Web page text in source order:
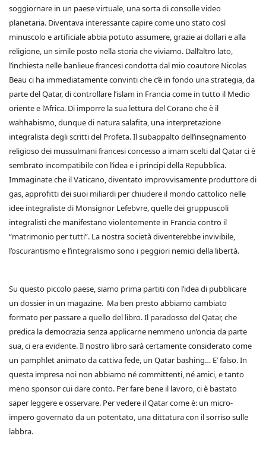
soggiornare in un paese virtuale, una sorta di consolle video
planetaria. Diventava interessante capire come uno stato così
minuscolo e artificiale abbia potuto assumere, grazie ai dollari e alla
religione, un simile posto nella storia che viviamo. Dall’altro lato,
l’inchiesta nelle banlieue francesi condotta dal mio coautore Nicolas
Beau ci ha immediatamente convinti che c’è in fondo una strategia, da
parte del Qatar, di controllare l’islam in Francia come in tutto il Medio
oriente e l’Africa. Di imporre la sua lettura del Corano che è il
wahhabismo, dunque di natura salafita, una interpretazione
integralista degli scritti del Profeta. Il subappalto dell’insegnamento
religioso dei mussulmani francesi concesso a imam scelti dal Qatar ci è
sembrato incompatibile con l’idea e i principi della Repubblica.
Immaginate che il Vaticano, diventato improvvisamente produttore di
gas, approfitti dei suoi miliardi per chiudere il mondo cattolico nelle
idee integraliste di Monsignor Lefebvre, quelle dei gruppuscoli
integralisti che manifestano violentemente in Francia contro il
“matrimonio per tutti”. La nostra società diventerebbe invivibile,
l’oscurantismo e l’integralismo sono i peggiori nemici della libertà.
Su questo piccolo paese, siamo prima partiti con l’idea di pubblicare
un dossier in un magazine. Ma ben presto abbiamo cambiato
formato per passare a quello del libro. Il paradosso del Qatar, che
predica la democrazia senza applicarne nemmeno un’oncia da parte
sua, ci era evidente. Il nostro libro sarà certamente considerato come
un pamphlet animato da cattiva fede, un Qatar bashing… E’ falso. In
questa impresa noi non abbiamo né committenti, né amici, e tanto
meno sponsor cui dare conto. Per fare bene il lavoro, ci è bastato
saper leggere e osservare. Per vedere il Qatar come è: un micro-
impero governato da un potentato, una dittatura con il sorriso sulle
labbra.